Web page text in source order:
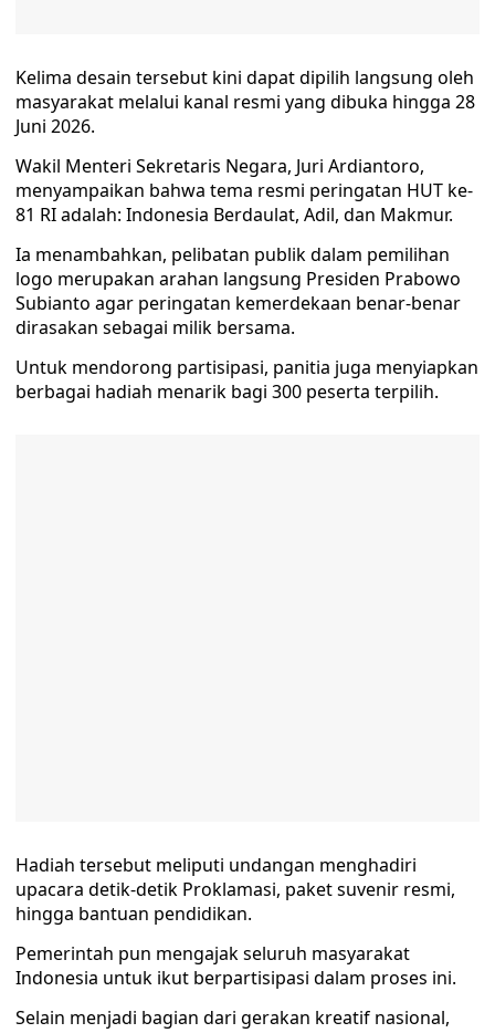
Kelima desain tersebut kini dapat dipilih langsung oleh
masyarakat melalui kanal resmi yang dibuka hingga 28
Juni 2026.
Wakil Menteri Sekretaris Negara, Juri Ardiantoro,
menyampaikan bahwa tema resmi peringatan HUT ke-
81 RI adalah: Indonesia Berdaulat, Adil, dan Makmur.
Ia menambahkan, pelibatan publik dalam pemilihan
logo merupakan arahan langsung Presiden Prabowo
Subianto agar peringatan kemerdekaan benar-benar
dirasakan sebagai milik bersama.
Untuk mendorong partisipasi, panitia juga menyiapkan
berbagai hadiah menarik bagi 300 peserta terpilih.
Hadiah tersebut meliputi undangan menghadiri
upacara detik-detik Proklamasi, paket suvenir resmi,
hingga bantuan pendidikan.
Pemerintah pun mengajak seluruh masyarakat
Indonesia untuk ikut berpartisipasi dalam proses ini.
Selain menjadi bagian dari gerakan kreatif nasional,